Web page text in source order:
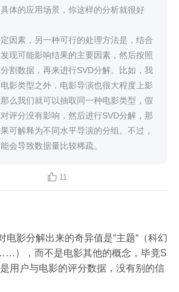
体的应用场景，你这样的分析就很好
因素，另一种可行的处理方法是，结合
现可能影响结果的主要因素，然后按照
割数据，再来进行SVD分解。比如，我
影类型之外，电影导演也很大程度上影
么我们就可以抽取同一种电影类型，假
评分没有影响，然后进行SVD分解，那
可解释为不同水平导演的分组。不过，
会导致数据量比较稀疏。
 11
电影分解出来的奇异值是“主题“（科幻
），而不是电影其他的概念，毕竟S
用户与电影的评分数据，没有别的信